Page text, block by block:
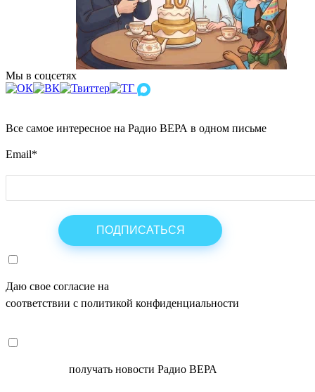
Мы в соцсетях
Все самое интересное на Радио ВЕРА в одном письме
Email*
Даю свое согласие на
соответствии с политикой конфиденциальности
получать новости Радио ВЕРА